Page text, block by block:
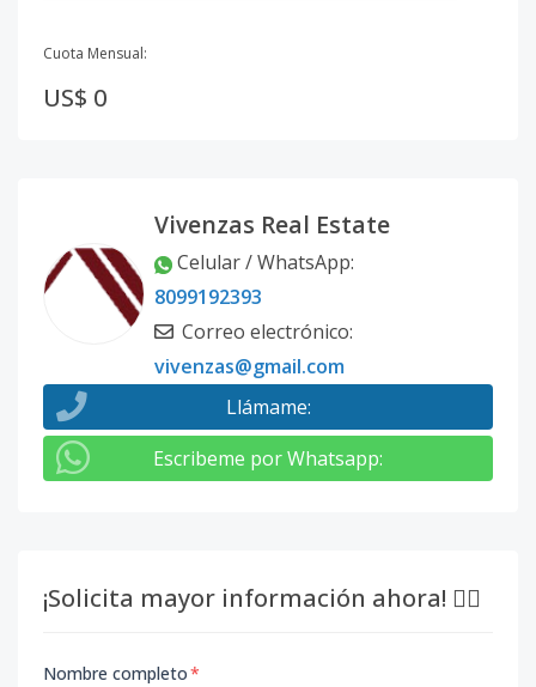
Cuota Mensual:
US$ 0
Vivenzas Real Estate
Celular / WhatsApp:
8099192393
Correo electrónico:
vivenzas@gmail.com
Llámame:
Escribeme por Whatsapp:
¡Solicita mayor información ahora! 👇🏽
Nombre completo*